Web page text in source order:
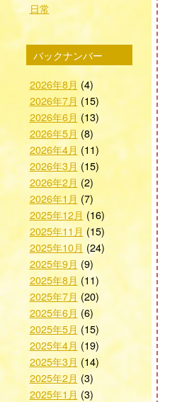
日常
バックナンバー
2026年8月 (4)
2026年7月 (15)
2026年6月 (13)
2026年5月 (8)
2026年4月 (11)
2026年3月 (15)
2026年2月 (2)
2026年1月 (7)
2025年12月 (16)
2025年11月 (15)
2025年10月 (24)
2025年9月 (9)
2025年8月 (11)
2025年7月 (20)
2025年6月 (6)
2025年5月 (15)
2025年4月 (19)
2025年3月 (14)
2025年2月 (3)
2025年1月 (3)